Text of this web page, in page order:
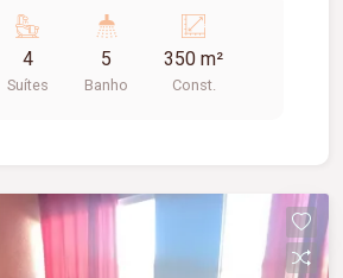
dispõe de hall de entrada, sala
sala de jantar, escritório,
com armários planejados,
até 04 veículos. No 02º
uma sala de apoio e 04 suítes,
planejados, sendo 01 suíte
4
Suítes
5
Banho
350 m²
Const.